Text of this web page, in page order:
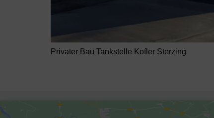
Privater Bau Tankstelle Kofler Sterzing